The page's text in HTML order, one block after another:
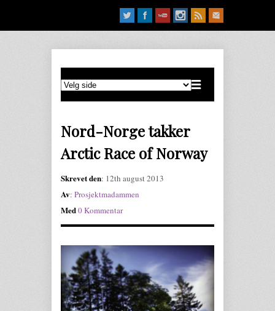
Nord-Norge takker
Arctic Race of Norway
Skrevet den: 12th august 2013
Av: Prosjektmadammen
Med0 Kommentar